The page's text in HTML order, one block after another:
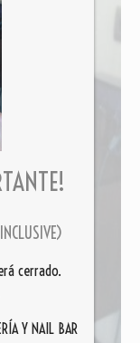
cerrado.
Y NAIL BAR